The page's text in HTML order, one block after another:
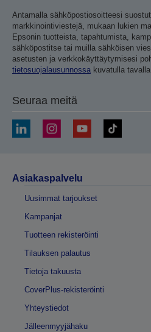
Antamalla sähköpostiosoitteesi
markkinointiviestejä, mukaan lukien
Epsonin tuotteista, tapahtumista,
sähköpostitse tai muilla sähköisen
asetusten ja verkkokäyttäytymisesi
tietosuojalausunnossa kuvatulla
Seuraa meitä
Asiakaspalvelu
Uusimmat tarjoukset
Kampanjat
Tuotteen rekisteröinti
Tilauksen palautus
Tietoja takuusta
CoverPlus-rekisteröinti
Yhteystiedot
Jälleenmyyjähaku